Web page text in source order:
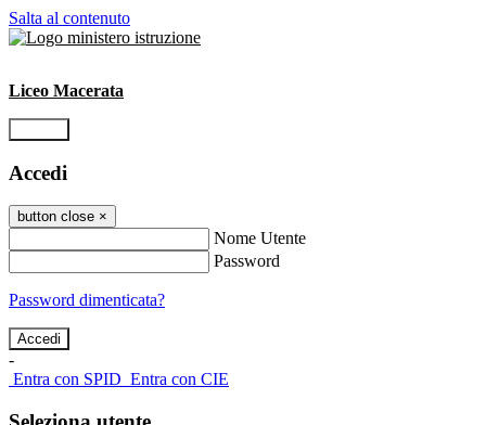
Salta al contenuto
Liceo Macerata
Accedi
button close ×
Nome Utente
Password
Password dimenticata?
-
Entra con SPID Entra con CIE